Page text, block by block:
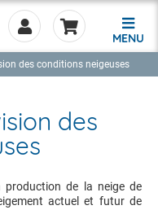
MENU
des conditions neigeuses
des
de la neige de
actuel et futur de